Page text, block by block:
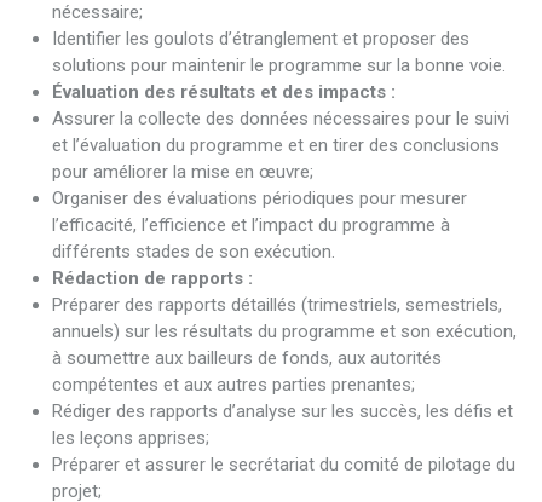
nécessaire;
Identifier les goulots d’étranglement et proposer des
solutions pour maintenir le programme sur la bonne voie.
Évaluation des résultats et des impacts :
Assurer la collecte des données nécessaires pour le suivi
et l’évaluation du programme et en tirer des conclusions
pour améliorer la mise en œuvre;
Organiser des évaluations périodiques pour mesurer
l’efficacité, l’efficience et l’impact du programme à
différents stades de son exécution.
Rédaction de rapports :
Préparer des rapports détaillés (trimestriels, semestriels,
annuels) sur les résultats du programme et son exécution,
à soumettre aux bailleurs de fonds, aux autorités
compétentes et aux autres parties prenantes;
Rédiger des rapports d’analyse sur les succès, les défis et
les leçons apprises;
Préparer et assurer le secrétariat du comité de pilotage du
projet;